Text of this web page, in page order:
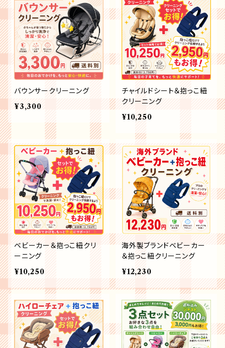
バウンサークリーニング
¥3,300
チャイルドシート＆抱っこ紐
クリーニング
¥10,250
ベビーカー＆抱っこ紐クリ
ーニング
¥10,250
海外製ブランドベビーカー
＆抱っこ紐クリーニング
¥12,230